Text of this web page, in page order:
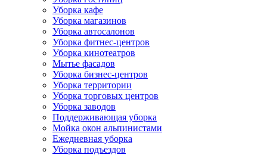
Уборка кафе
Уборка магазинов
Уборка автосалонов
Уборка фитнес-центров
Уборка кинотеатров
Мытье фасадов
Уборка бизнес-центров
Уборка территории
Уборка торговых центров
Уборка заводов
Поддерживающая уборка
Мойка окон альпинистами
Ежедневная уборка
Уборка подъездов